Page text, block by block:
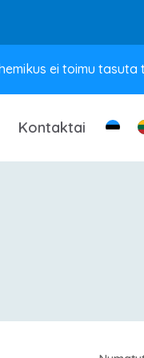
ei toimu tasuta
Kontaktai